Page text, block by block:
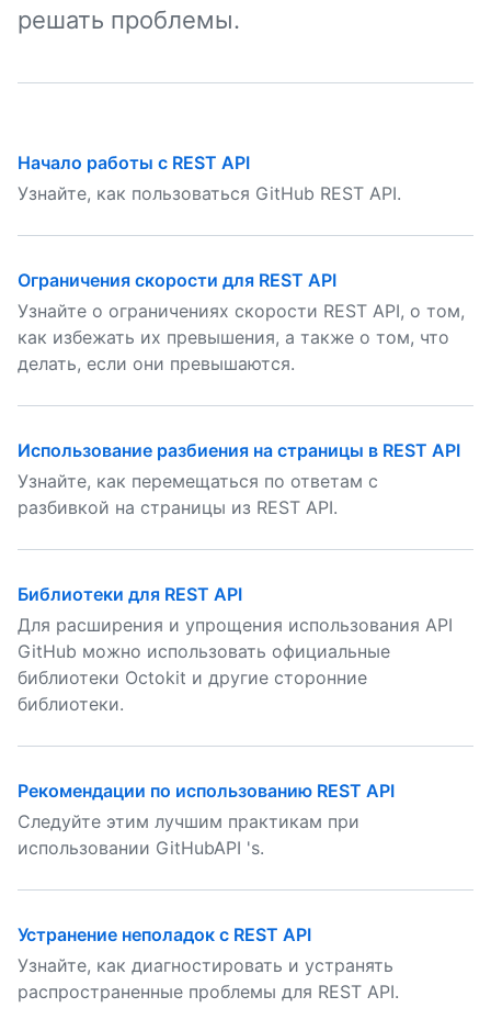
решать проблемы.
Начало работы с REST API
Узнайте, как пользоваться GitHub REST API.
Ограничения скорости для REST API
Узнайте о ограничениях скорости REST API, о том,
как избежать их превышения, а также о том, что
делать, если они превышаются.
Использование разбиения на страницы в REST API
Узнайте, как перемещаться по ответам с
разбивкой на страницы из REST API.
Библиотеки для REST API
Для расширения и упрощения использования API
GitHub можно использовать официальные
библиотеки Octokit и другие сторонние
библиотеки.
Рекомендации по использованию REST API
Следуйте этим лучшим практикам при
использовании GitHubAPI 's.
Устранение неполадок с REST API
Узнайте, как диагностировать и устранять
распространенные проблемы для REST API.